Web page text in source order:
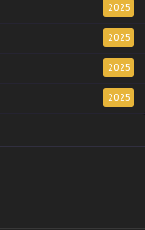
2025
2025
2025
2025